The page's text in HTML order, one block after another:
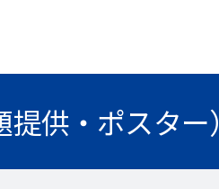
供・ポスター）